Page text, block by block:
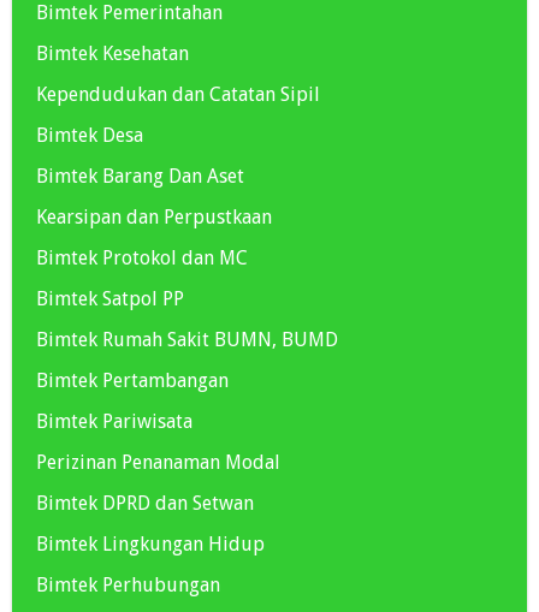
Bimtek Pemerintahan
Bimtek Kesehatan
Kependudukan dan Catatan Sipil
Bimtek Desa
Bimtek Barang Dan Aset
Kearsipan dan Perpustkaan
Bimtek Protokol dan MC
Bimtek Satpol PP
Bimtek Rumah Sakit BUMN, BUMD
Bimtek Pertambangan
Bimtek Pariwisata
Perizinan Penanaman Modal
Bimtek DPRD dan Setwan
Bimtek Lingkungan Hidup
Bimtek Perhubungan